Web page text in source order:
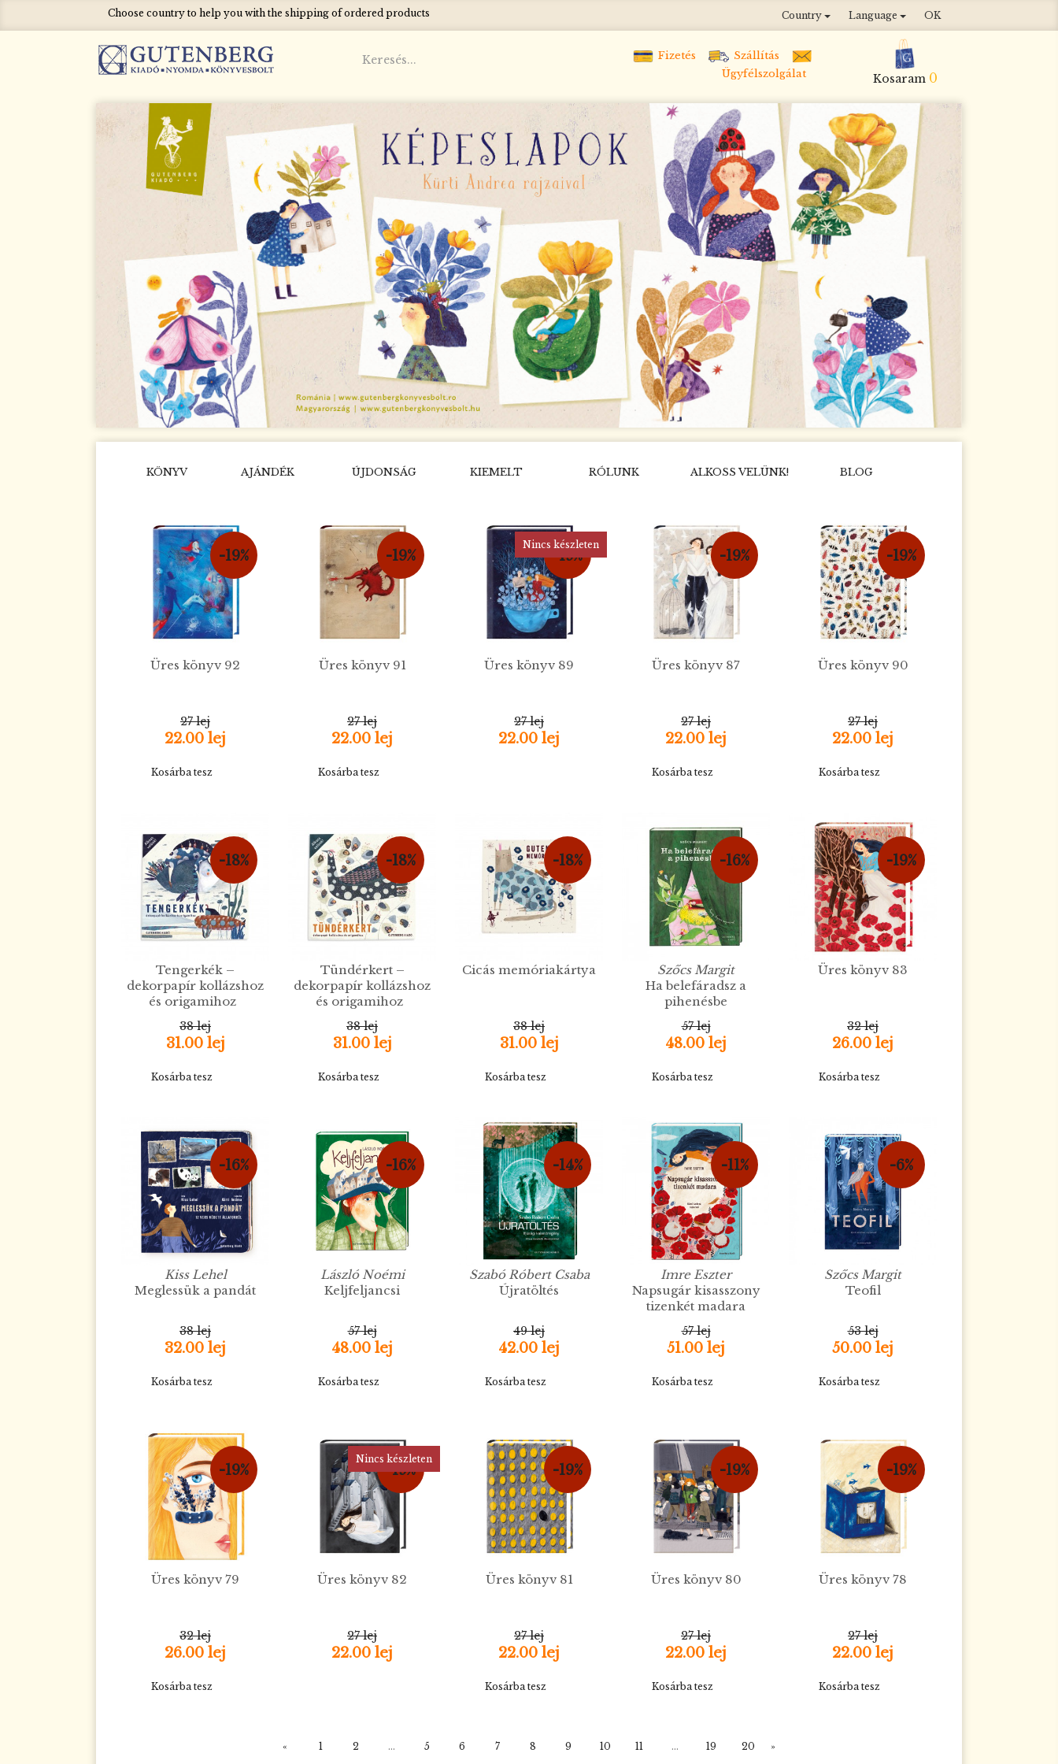
Choose country to help you with the shipping of ordered products Country Language OK
Fizetés
Szállítás
Ügyfélszolgálat
Kosaram 0
KÖNYV AJÁNDÉK ÚJDONSÁG KIEMELT RÓLUNK ALKOSS VELÜNK! BLOG
-19%
Üres könyv 92
27 lej
22.00 lej
Kosárba tesz
-19%
Üres könyv 91
27 lej
22.00 lej
Kosárba tesz
-19%
Üres könyv 89
27 lej
22.00 lej
Nincs készleten
-19%
Üres könyv 87
27 lej
22.00 lej
Kosárba tesz
-19%
Üres könyv 90
27 lej
22.00 lej
Kosárba tesz
-18%
Tengerkék –
dekorpapír kollázshoz
és origamihoz
38 lej
31.00 lej
Kosárba tesz
-18%
Tündérkert –
dekorpapír kollázshoz
és origamihoz
38 lej
31.00 lej
Kosárba tesz
-18%
Cicás memóriakártya
38 lej
31.00 lej
Kosárba tesz
-16%
Szőcs Margit
Ha belefáradsz a
pihenésbe
57 lej
48.00 lej
Kosárba tesz
-19%
Üres könyv 83
32 lej
26.00 lej
Kosárba tesz
-16%
Kiss Lehel
Meglessük a pandát
38 lej
32.00 lej
Kosárba tesz
-16%
László Noémi
Keljfeljancsi
57 lej
48.00 lej
Kosárba tesz
-14%
Szabó Róbert Csaba
Újratöltés
49 lej
42.00 lej
Kosárba tesz
-11%
Imre Eszter
Napsugár kisasszony
tizenkét madara
57 lej
51.00 lej
Kosárba tesz
-6%
Szőcs Margit
Teofil
53 lej
50.00 lej
Kosárba tesz
-19%
Üres könyv 79
32 lej
26.00 lej
Kosárba tesz
-19%
Üres könyv 82
27 lej
22.00 lej
Nincs készleten
-19%
Üres könyv 81
27 lej
22.00 lej
Kosárba tesz
-19%
Üres könyv 80
27 lej
22.00 lej
Kosárba tesz
-19%
Üres könyv 78
27 lej
22.00 lej
Kosárba tesz
« 1 2 ... 5 6 7 8 9 10 11 ... 19 20 »